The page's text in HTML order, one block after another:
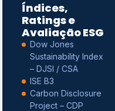
Índices,
Ratings e
Avaliação ESG
Dow Jones
Sustainability Index
– DJSI / CSA
ISE B3
Carbon Disclosure
Project – CDP